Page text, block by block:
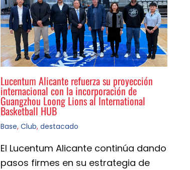
Lucentum Alicante refuerza su proyección
internacional con la incorporación de
Guangzhou Loong Lions al International
Basketball HUB
Base, Club, destacado
El Lucentum Alicante continúa dando
pasos firmes en su estrategia de